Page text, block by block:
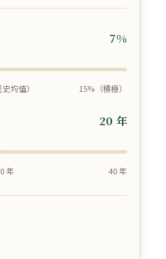
7%
均值） 15%（積極）
20 年
年 40 年